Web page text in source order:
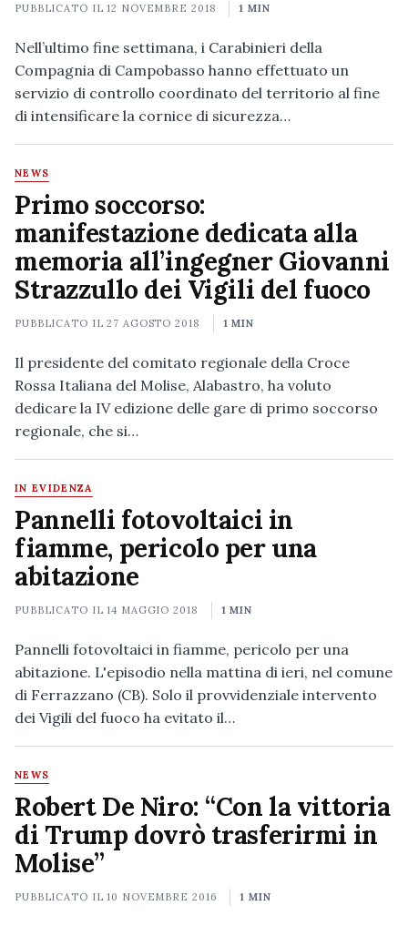
PUBBLICATO IL12 NOVEMBRE 2018 1 MIN
Nell’ultimo fine settimana, i Carabinieri della
Compagnia di Campobasso hanno effettuato un
servizio di controllo coordinato del territorio al fine
di intensificare la cornice di sicurezza…
NEWS
Primo soccorso:
manifestazione dedicata alla
memoria all’ingegner Giovanni
Strazzullo dei Vigili del fuoco
PUBBLICATO IL27 AGOSTO 2018 1 MIN
Il presidente del comitato regionale della Croce
Rossa Italiana del Molise, Alabastro, ha voluto
dedicare la IV edizione delle gare di primo soccorso
regionale, che si…
IN EVIDENZA
Pannelli fotovoltaici in
fiamme, pericolo per una
abitazione
PUBBLICATO IL14 MAGGIO 2018 1 MIN
Pannelli fotovoltaici in fiamme, pericolo per una
abitazione. L'episodio nella mattina di ieri, nel comune
di Ferrazzano (CB). Solo il provvidenziale intervento
dei Vigili del fuoco ha evitato il…
NEWS
Robert De Niro: “Con la vittoria
di Trump dovrò trasferirmi in
Molise”
PUBBLICATO IL10 NOVEMBRE 2016 1 MIN